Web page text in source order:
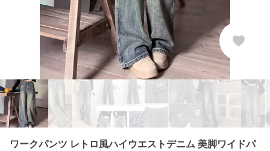
ワークパンツ レトロ風ハイウエストデニム 美脚ワイドパ